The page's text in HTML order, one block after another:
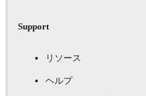
Support
リソース
ヘルプ